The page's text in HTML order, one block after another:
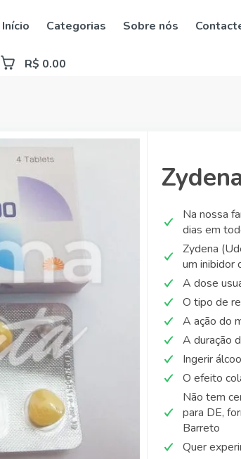
Início Categorias Sobre nós
R$ 0.00
Na nossa
dias em
Zydena
um inibidor
A dose
O tipo de
A ação do
A duração
Ingerir
O efeito
Não tem
para DE,
Barreto
Quer